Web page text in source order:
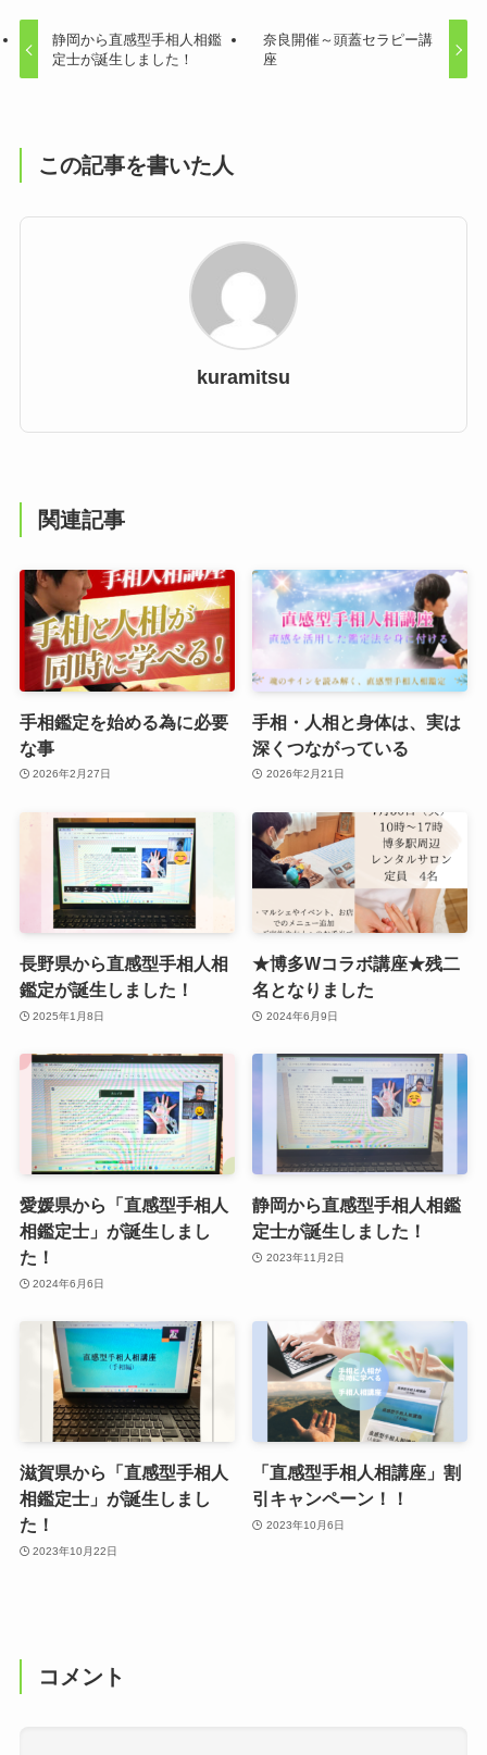
静岡から直感型手相人相鑑
定士が誕生しました！
奈良開催～頭蓋セラピー講
座
この記事を書いた人
kuramitsu
関連記事
手相鑑定を始める為に必要
な事
2026年2月27日
手相・人相と身体は、実は
深くつながっている
2026年2月21日
長野県から直感型手相人相
鑑定が誕生しました！
2025年1月8日
★博多Wコラボ講座★残二
名となりました
2024年6月9日
愛媛県から「直感型手相人
相鑑定士」が誕生しまし
た！
2024年6月6日
静岡から直感型手相人相鑑
定士が誕生しました！
2023年11月2日
滋賀県から「直感型手相人
相鑑定士」が誕生しまし
た！
2023年10月22日
「直感型手相人相講座」割
引キャンペーン！！
2023年10月6日
コメント